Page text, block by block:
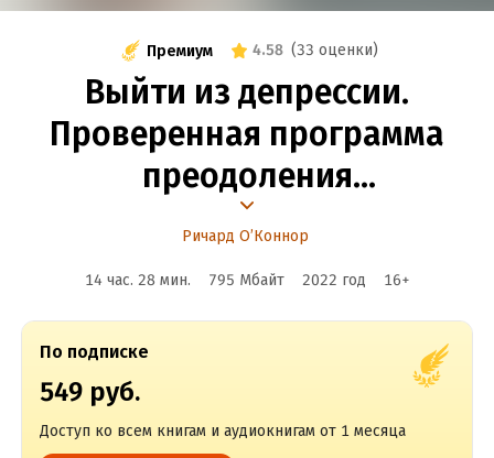
Премиум 4.58 (33 оценки)
Выйти из депрессии.
Проверенная программа
преодоления
эмоционального
Ричард О’Коннор
14 час. 28 мин. 795 Мбайт 2022 год 16+
По подписке
549 руб.
Доступ ко всем книгам и аудиокнигам от 1 месяца